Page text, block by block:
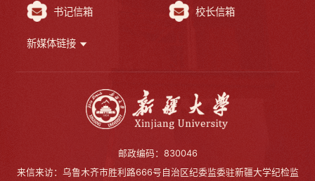
书记信箱 校长信箱
新媒体链接
邮政编码：830046
来信来访：乌鲁木齐市胜利路666号自治区纪委监委驻新疆大学纪检监